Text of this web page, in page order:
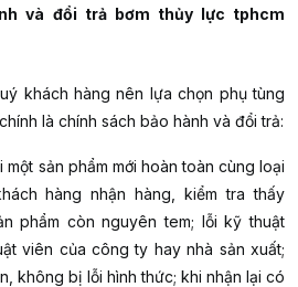
và đổi trả bơm thủy lực tphcm
khách hàng nên lựa chọn phụ tùng
là chính sách bảo hành và đổi trả:
sản phẩm mới hoàn toàn cùng loại
hàng nhận hàng, kiểm tra thấy
phẩm còn nguyên tem; lỗi kỹ thuật
viên của công ty hay nhà sản xuất;
không bị lỗi hình thức; khi nhận lại có